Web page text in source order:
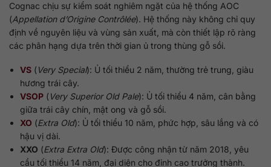
Cognac chịu sự kiểm soát nghiêm ngặt của hệ thống AOC
(Appellation d’Origine Contrôlée). Hệ thống này không chỉ quy
định về nguyên liệu và vùng sản xuất, mà còn thiết lập rõ ràng
các phân hạng dựa trên thời gian ủ trong thùng gỗ sồi.
VS ( Very Special): Ủ tối thiểu 2 năm, thường trẻ trung, giàu
hương trái cây.
VSOP ( Very Superior Old Pale): Ủ tối thiểu 4 năm, cân bằng
giữa trái cây chín, mật ong và gỗ sồi.
XO (Extra Old): Ủ tối thiểu 10 năm, phức hợp, sâu lắng và có
hậu vị dài.
XXO (Extra Extra Old): Được công nhận từ năm 2018, yêu
cầu tối thiểu 14 năm, đại diện cho đỉnh cao trưởng thành.